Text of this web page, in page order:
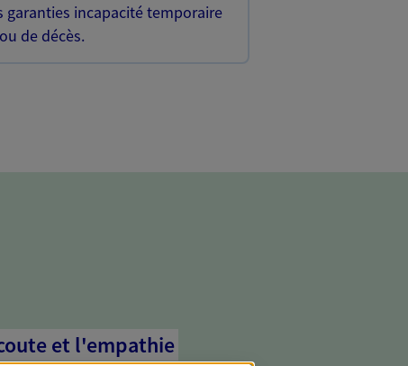
incapacité temporaire
de décès.
et l'empathie